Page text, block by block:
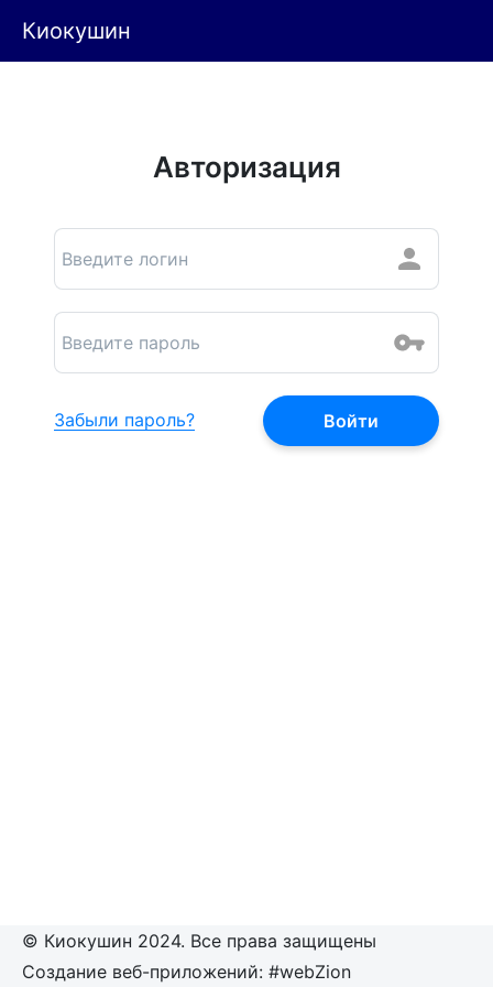
Киокушин
Авторизация
Забыли пароль?
© Киокушин 2024. Все права защищены
Создание веб-приложений: #webZion